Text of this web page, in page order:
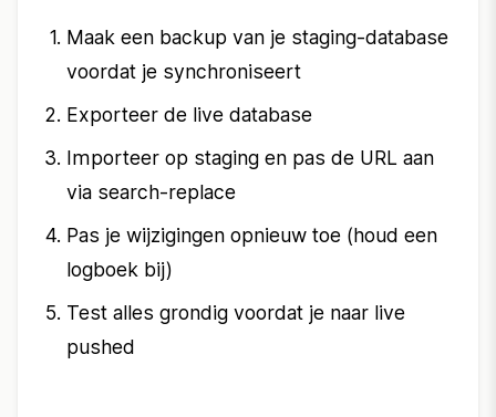
Maak een backup van je staging-database
voordat je synchroniseert
Exporteer de live database
Importeer op staging en pas de URL aan
via search-replace
Pas je wijzigingen opnieuw toe (houd een
logboek bij)
Test alles grondig voordat je naar live
pushed